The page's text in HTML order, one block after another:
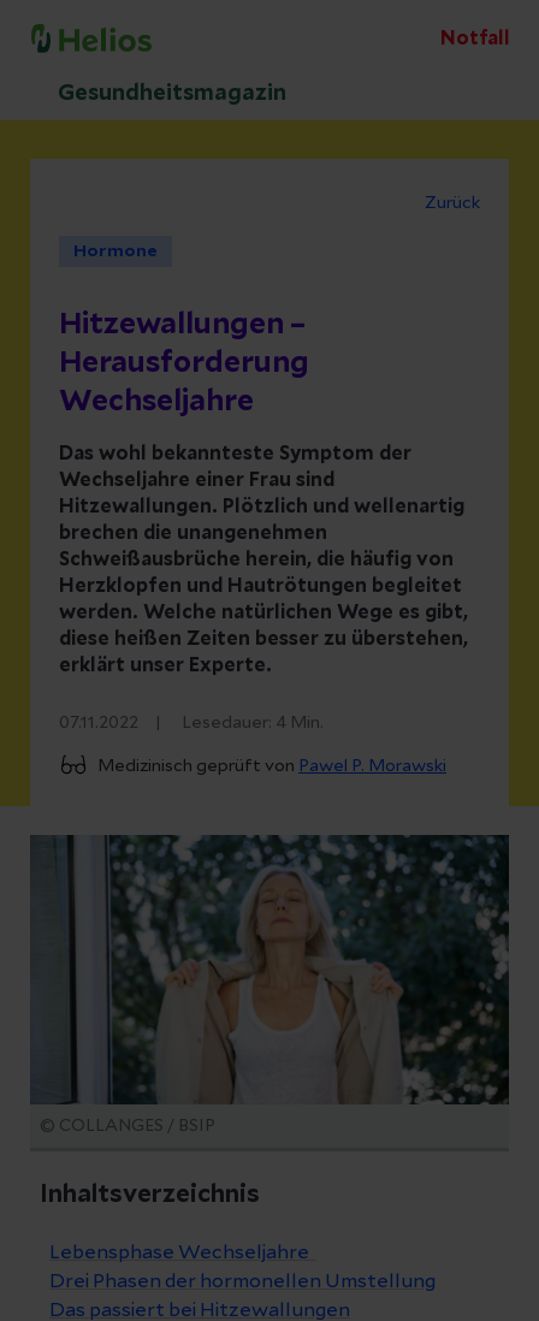
Notfall
Gesundheitsmagazin
Zurück
Hormone
Hitzewallungen –
Herausforderung
Wechseljahre
Das wohl bekannteste Symptom der
Wechseljahre einer Frau sind
Hitzewallungen. Plötzlich und wellenartig
brechen die unangenehmen
Schweißausbrüche herein, die häufig von
Herzklopfen und Hautrötungen begleitet
werden. Welche natürlichen Wege es gibt,
diese heißen Zeiten besser zu überstehen,
erklärt unser Experte.
07.11.2022 Lesedauer: 4 Min.
Medizinisch geprüft von Pawel P. Morawski
© COLLANGES / BSIP
Inhaltsverzeichnis
Lebensphase Wechseljahre
Drei Phasen der hormonellen Umstellung
Das passiert bei Hitzewallungen